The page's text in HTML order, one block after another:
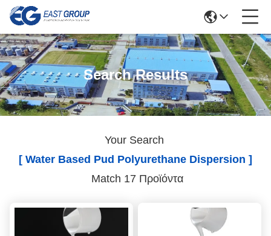
Search Results
Your Search
[ Water Based Pud Polyurethane Dispersion ]
Match 17 Προϊόντα